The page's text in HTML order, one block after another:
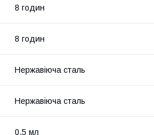
8 годин
8 годин
Нержавіюча сталь
Нержавіюча сталь
0.5 мл